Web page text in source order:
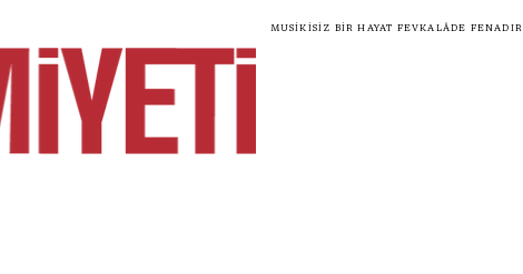
Musikisiz bir hayat fevkalâde fenadır